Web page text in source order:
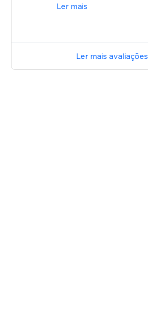
Ler mais
Ler mais avaliações